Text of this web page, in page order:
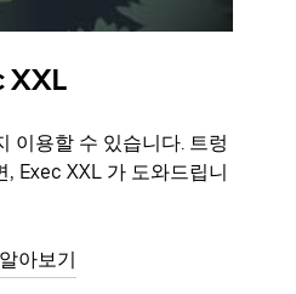
XXL
이용할 수 있습니다. 트렁
Exec XXL 가 도와드립니
아보기